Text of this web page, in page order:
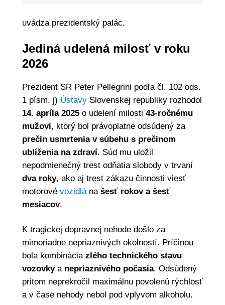
uvádza prezidentský palác.
Jediná udelená milosť v roku
2026
Prezident SR Peter Pellegrini podľa čl. 102 ods.
1 písm. j) Ústavy Slovenskej republiky rozhodol
14. apríla 2025o udelení milosti 43-ročnému
mužovi, ktorý bol právoplatne odsúdený za
prečin usmrtenia v súbehu s prečinom
ublíženia na zdraví. Súd mu uložil
nepodmienečný trest odňatia slobody v trvaní
dva roky, ako aj trest zákazu činnosti viesť
motorové vozidlána šesť rokov a šesť
mesiacov.
K tragickej dopravnej nehode došlo za
mimoriadne nepriaznivých okolností. Príčinou
bola kombinácia zlého technického stavu
vozovkya nepriaznivého počasia. Odsúdený
pritom neprekročil maximálnu povolenú rýchlosť
a v čase nehody nebol pod vplyvom alkoholu.